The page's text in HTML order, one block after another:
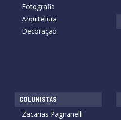
Fotografia
Arquitetura
Decoração
COLUNISTAS
Zacarias Pagnanelli